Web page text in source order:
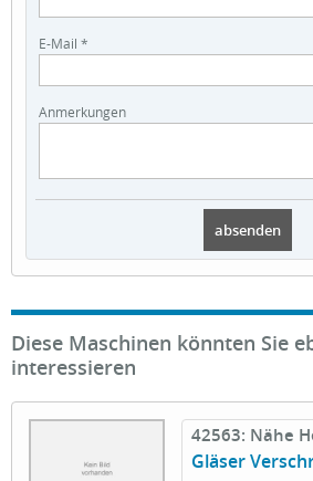
E-Mail *
Anmerkungen
Diese Maschinen könnten Sie
interessieren
42563: Nähe
Gläser